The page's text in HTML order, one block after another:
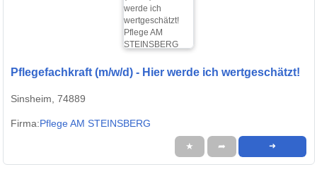
Pflegefachkraft (m/w/d) - Hier werde ich wertgeschätzt!
Sinsheim, 74889
Firma:Pflege AM STEINSBERG
★ ➦ ➜